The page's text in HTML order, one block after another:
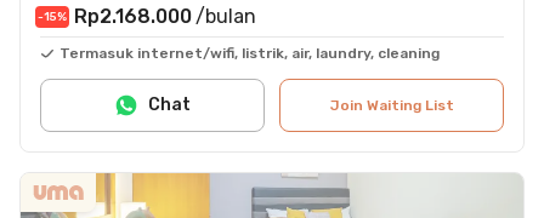
-15% Rp2.168.000 /bulan
Termasuk internet/wifi, listrik, air, laundry, cleaning
Join Waiting List
Chat